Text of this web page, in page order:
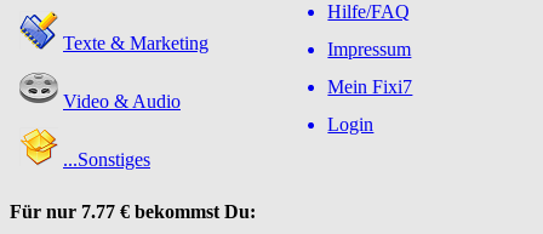
Hilfe/FAQ
Impressum
Mein Fixi7
Login
Texte & Marketing
Video & Audio
...Sonstiges
Für nur 7.77 € bekommst Du: